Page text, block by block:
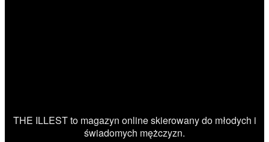
THE ILLEST to magazyn online skierowany do młodych i
świadomych mężczyzn.